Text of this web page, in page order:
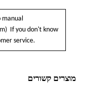
manual
If you don't know
service.
מוצרים קשורים